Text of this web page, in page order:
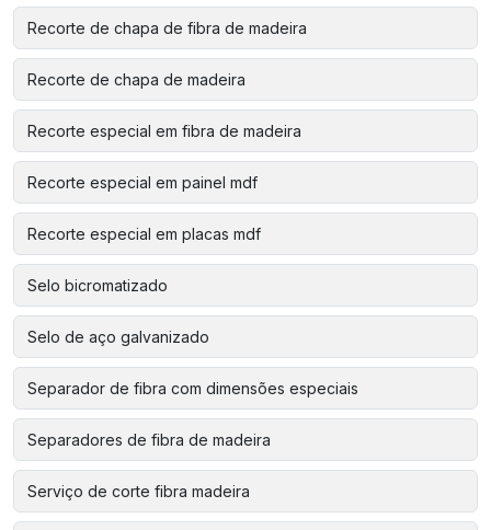
Recorte de chapa de fibra de madeira
Recorte de chapa de madeira
Recorte especial em fibra de madeira
Recorte especial em painel mdf
Recorte especial em placas mdf
Selo bicromatizado
Selo de aço galvanizado
Separador de fibra com dimensões especiais
Separadores de fibra de madeira
Serviço de corte fibra madeira